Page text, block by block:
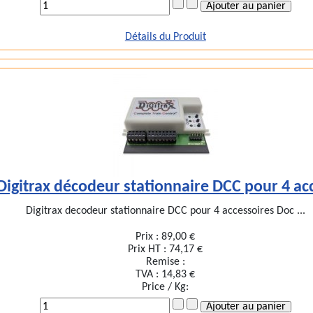
Détails du Produit
décodeur stationnaire DCC pour 4
Digitrax decodeur stationnaire DCC pour 4 accessoires Doc ...
Prix :89,00 €
Prix HT : 74,17 €
Remise :
TVA : 14,83 €
Price / Kg: